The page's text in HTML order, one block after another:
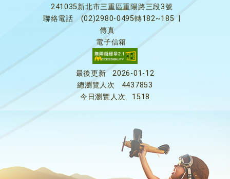
241035新北市三重區重陽路三段3號
聯絡電話
(02)2980-0495轉182~185
傳真
電子信箱
最後更新
2026-01-12
總瀏覽人次
4437853
今日瀏覽人次
1518